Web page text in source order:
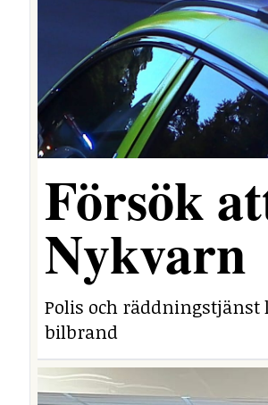
Försök
Nykvarn
Polis och
bilbrand